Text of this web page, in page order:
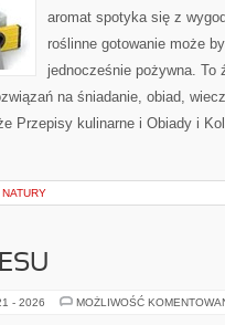
aromat spotyka się z
roślinne gotowanie może
jednocześnie pożywna. To
na śniadanie, obiad,
Przepisy kulinarne i Obiady i
- 2026 MOŻLIWOŚĆ